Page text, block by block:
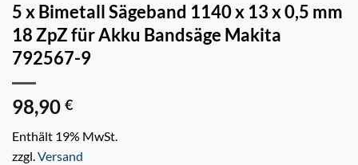
5 x Bimetall Sägeband 1140 x 13 x 0,5 mm
18 ZpZ für Akku Bandsäge Makita
792567-9
98,90 €
Enthält 19% MwSt.
zzgl.Versand